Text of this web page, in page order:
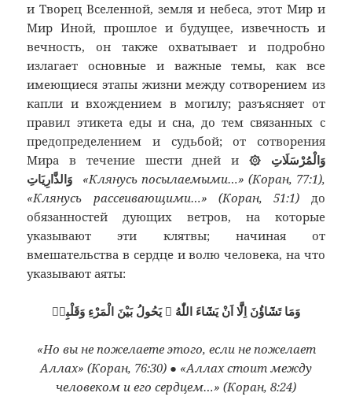
и Творец Вселенной, земля и небеса, этот Мир и
Мир Иной, прошлое и будущее, извечность и
вечность, он также охватывает и подробно
излагает основные и важные темы, как все
имеющиеся этапы жизни между сотворением из
капли и вхождением в могилу; разъясняет от
правил этикета еды и сна, до тем связанных с
предопределением и судьбой; от сотворения
Мира в течение шести дней и وَالْمُرْسَلَاتِ ۞
«Клянусь посылаемыми…» (Коран, 77:1),
«Клянусь рассеивающими…» (Коран, 51:1) до
обязанностей дующих ветров, на которые
указывают эти клятвы; начиная от
вмешательства в сердце и волю человека, на что
указывают аяты:
وَمَا تَشَٓاؤُنَ اِلَّٓا اَنْ يَشَٓاءَ اللّٰهُ ۞ يَحُولُ بَيْنَ الْمَرْءِ وَقَلْبِهٖ
«Но вы не пожелаете этого, если не пожелает
Аллах» (Коран, 76:30) ● «Аллах стоит между
человеком и его сердцем…» (Коран, 8:24)